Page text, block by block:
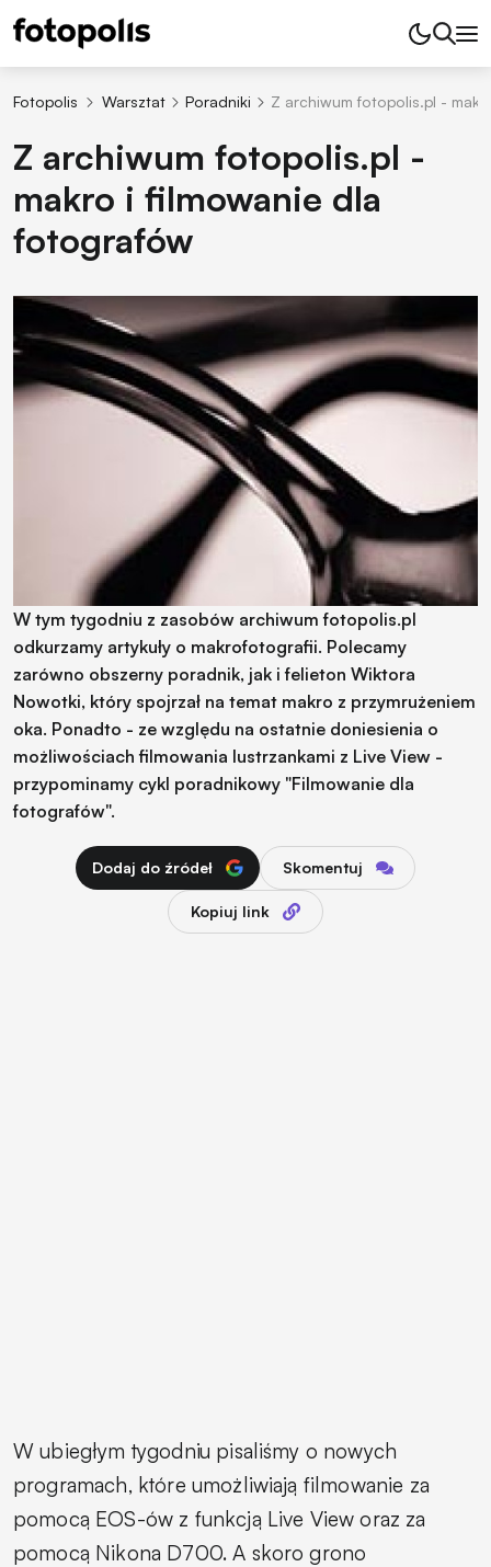
Fotopolis Warsztat Poradniki Z archiwum fotopolis.pl -
Z archiwum fotopolis.pl -
makro i filmowanie dla
fotografów
W tym tygodniu z zasobów archiwum fotopolis.pl
odkurzamy artykuły o makrofotografii. Polecamy
zarówno obszerny poradnik, jak i felieton Wiktora
Nowotki, który spojrzał na temat makro z przymrużeniem
oka. Ponadto - ze względu na ostatnie doniesienia o
możliwościach filmowania lustrzankami z Live View -
przypominamy cykl poradnikowy "Filmowanie dla
fotografów".
Dodaj do źródeł Skomentuj
Kopiuj link
W ubiegłym tygodniu pisaliśmy o nowych
programach, które umożliwiają filmowanie za
pomocą EOS-ów z funkcją Live View oraz za
pomocą Nikona D700. A skoro grono